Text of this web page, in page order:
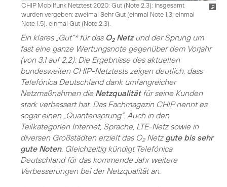
CHIP Mobilfunk Netztest 2020: Gut (Note 2,3); insgesamt
wurden vergeben: zweimal Sehr Gut (einmal Note 1,3; einmal
Note 1,5), einmal Gut (Note 2,3).
Ein klares „Gut“* für das O2Netzund der Sprung um
fast eine ganze Wertungsnote gegenüber dem Vorjahr
(von 3,1 auf 2,2): Die Ergebnisse des aktuellen
bundesweiten CHIP-Netztests zeigen deutlich, dass
Telefónica Deutschland dank umfangreicher
Netzmaßnahmen die Netzqualitätfür seine Kunden
stark verbessert hat. Das Fachmagazin CHIP nennt es
sogar einen „Quantensprung“. Auch in den
Teilkategorien Internet, Sprache, LTE-Netz sowie in
diversen Großstädten erzielt das O2Netz gute bis sehr
gute Noten. Gleichzeitig kündigt Telefónica
Deutschland für das kommende Jahr weitere
Verbesserungen bei der Netzqualität an.